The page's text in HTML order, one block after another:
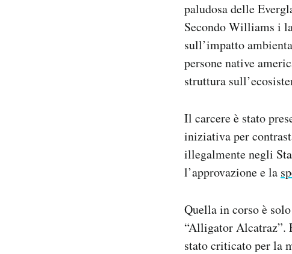
paludosa delle
Secondo Williams i
sull’impatto
persone native
struttura
Il carcere è stato
iniziativa per
illegalmente negli
l’approvazione e la
Quella in corso è
“Alligator Alcatraz”.
stato criticato per la